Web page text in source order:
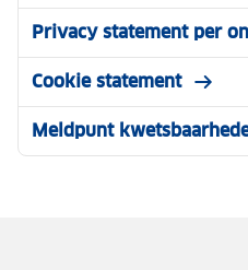
Privacy statement per
Cookie statement
Meldpunt